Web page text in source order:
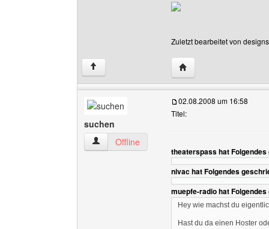
Zuletzt bearbeitet von
↑ Website dieses
suchen
suchen Benutzer-Profile anzeigen
Offline
02.08.2008 um 16:58
Titel:
theaterspass hat
nivac hat Folgendes
muepfe-radio hat
Hey wie machst du
Hast du da einen Hoster